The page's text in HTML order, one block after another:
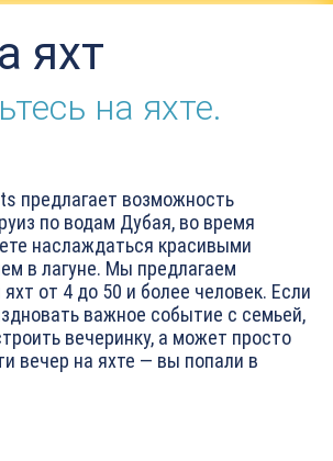
яхт
на яхте.
предлагает возможность
по водам Дубая, во время
наслаждаться красивыми
в лагуне. Мы предлагаем
от 4 до 50 и более человек. Если
важное событие с семьей,
вечеринку, а может просто
вечер на яхте — вы попали в